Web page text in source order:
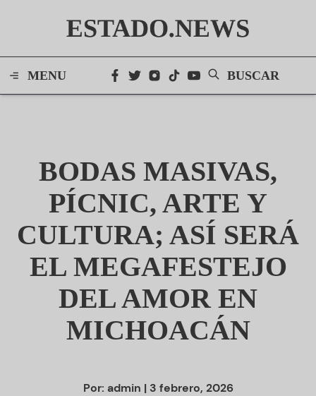
ESTADO.NEWS
MENU BUSCAR
BODAS MASIVAS,
PÍCNIC, ARTE Y
CULTURA; ASÍ SERÁ
EL MEGAFESTEJO
DEL AMOR EN
MICHOACÁN
Por: admin | 3 febrero, 2026